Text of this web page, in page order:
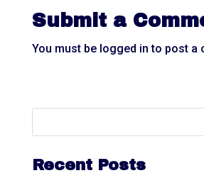
Submit a
You must be logged in to post a
Recent Posts